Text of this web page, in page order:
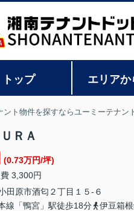
トップ エリアか
ント物件を探すならユーミーテナン
ＲＡ
(0.73万円/坪)
3,300円
田原市酒匂 ２丁目１５-６
線「鴨宮」駅徒歩18分
伊豆箱